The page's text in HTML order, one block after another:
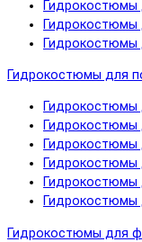
Гидрокостюмы
Гидрокостюмы
Гидрокостюмы
Гидрокостюмы для
Гидрокостюмы
Гидрокостюмы
Гидрокостюмы
Гидрокостюмы
Гидрокостюмы
Гидрокостюмы
Гидрокостюмы для